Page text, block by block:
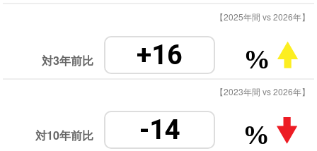
【2025年間 vs 2026年】
対3年前比 +16 %
【2023年間 vs 2026年】
対10年前比 -14 %